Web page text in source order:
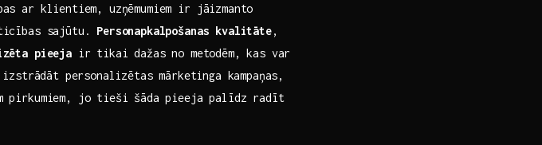
ar klientiem, uzņēmumiem ir jāizmanto
sajūtu. Personapkalpošanas kvalitāte,
‌pieejair tikai dažas no metodēm, kas var
personalizētas mārketinga kampaņas,
pirkumiem, jo tieši šāda pieeja palīdz radīt